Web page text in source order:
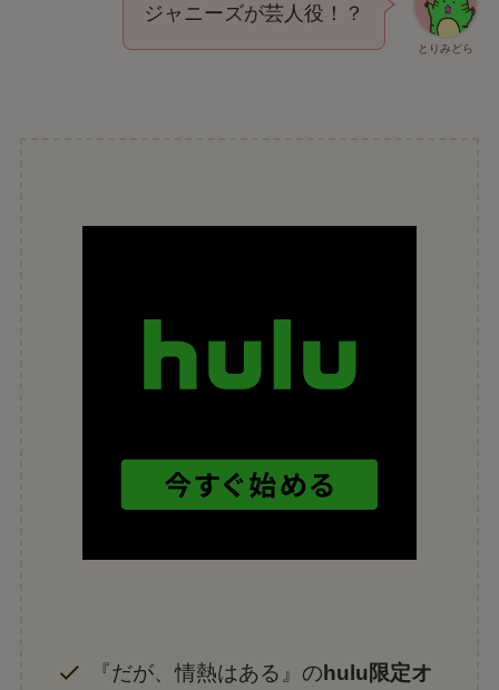
とりみどら
ジャニーズが芸人役！？
『だが、情熱はある』の hulu限定オ